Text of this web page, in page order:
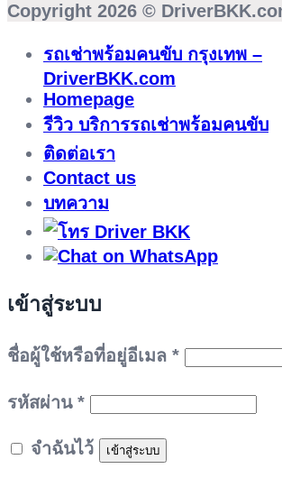
Copyright 2026 ©
รถเช่าพร้อมคนขับ กรุงเทพ –
DriverBKK.com
Homepage
รีวิว บริการรถเช่าพร้อมคนขับ
ติดต่อเรา
Contact us
บทความ
เข้าสู่ระบบ
ชื่อผู้ใช้หรือที่อยู่อีเมล *ต้องการ
รหัสผ่าน *ต้องการ
จำฉันไว้ เข้าสู่ระบบ